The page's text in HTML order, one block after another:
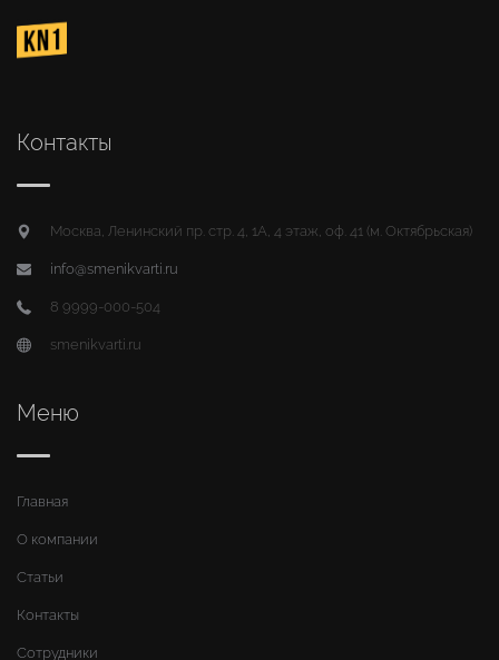
Контакты
Москва, Ленинский пр. стр. 4, 1А, 4 этаж, оф. 41 (м. Октябрьская)
info@smenikvarti.ru
8 9999-000-504
smenikvarti.ru
Меню
Главная
О компании
Статьи
Контакты
Сотрудники